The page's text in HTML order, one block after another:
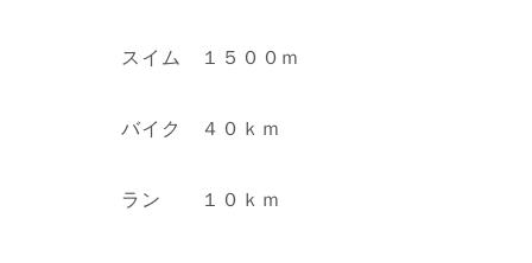
スイム １５００ｍ
バイク ４０ｋｍ
ラン １０ｋｍ